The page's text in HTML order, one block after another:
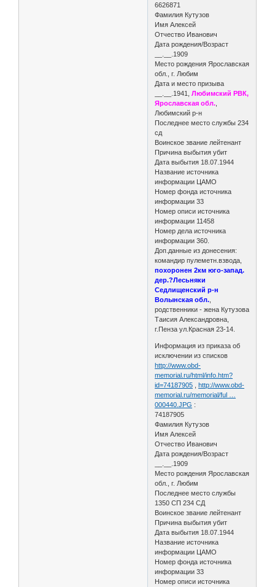
6626871
Фамилия Кутузов
Имя Алексей
Отчество Иванович
Дата рождения/Возраст
__.__.1909
Место рождения Ярославская
обл., г. Любим
Дата и место призыва
__.__.1941,Любимский РВК,
Ярославская обл.
Любимский р-н
Последнее место службы 234
сд
Воинское звание лейтенант
Причина выбытия убит
Дата выбытия 18.07.1944
Название источника
информации ЦАМО
Номер фонда источника
информации 33
Номер описи источника
информации 11458
Номер дела источника
информации 360.
Доп.данные из донесения:
командир пулеметн.взвода,
похоронен 2км юго-запад.
дер.?Лесьняки
Седлищенский р-н
Волынская обл.
родственники - жена Кутузова
Таисия Александровна,
г.Пенза ул.Красная 23-14.
Информация из приказа об
исключении из списков
http://www.obd-
memorial.ru/html/info.htm?
id=74187905
http://www.obd-
memorial.ru/memorial/ful …
000440.JPG :
74187905
Фамилия Кутузов
Имя Алексей
Отчество Иванович
Дата рождения/Возраст
__.__.1909
Место рождения Ярославская
обл., г. Любим
Последнее место службы
1350 СП 234 СД
Воинское звание лейтенант
Причина выбытия убит
Дата выбытия 18.07.1944
Название источника
информации ЦАМО
Номер фонда источника
информации 33
Номер описи источника